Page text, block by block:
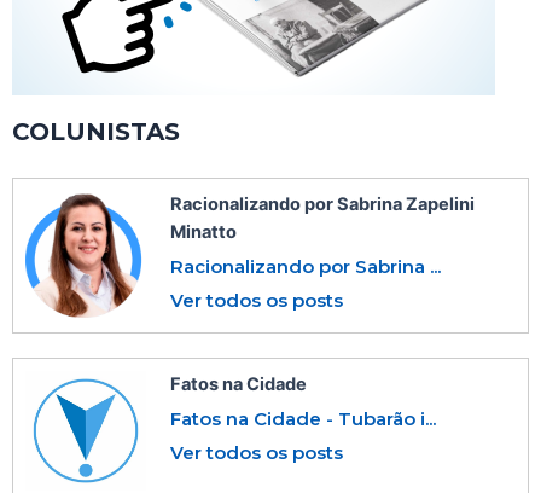
COLUNISTAS
Racionalizando por Sabrina Zapelini
Minatto
Racionalizando por Sabrina ...
Ver todos os posts
Fatos na Cidade
Fatos na Cidade - Tubarão i...
Ver todos os posts